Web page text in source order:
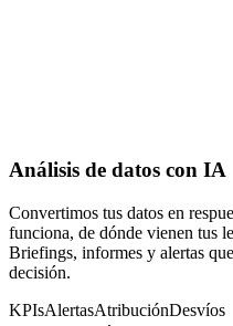
Análisis de datos con IA
Convertimos tus datos en
funciona, de dónde vienen tus
Briefings, informes y alertas
decisión.
KPIsAlertasAtribuciónDesvíos